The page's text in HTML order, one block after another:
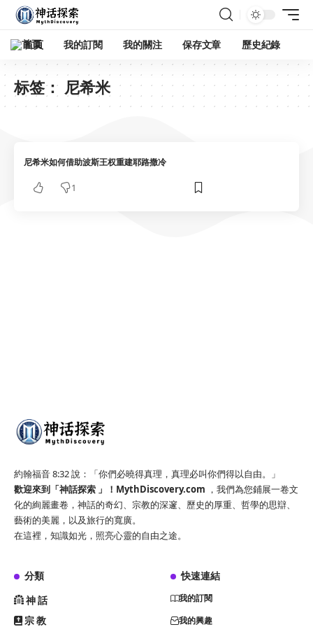
首頁 我的訂閱 我的關注 保存文章 歷史紀錄
标签： 尼希米
尼希米如何借助波斯王权重建耶路撒冷
1
約翰福音 8:32 說：「你們必曉得真理，真理必叫你們得以自由。」
歡迎來到「神話探索 」！ MythDiscovery.com ，我們為您鋪展一卷文
化的絢麗畫卷，神話的奇幻、宗教的深邃、歷史的厚重、哲學的思辯、
藝術的美麗，以及旅行的寬廣。
在這裡，知識如光，照亮心靈的自由之途。
分類
神話
宗教
快速連結
我的訂閱
我的興趣